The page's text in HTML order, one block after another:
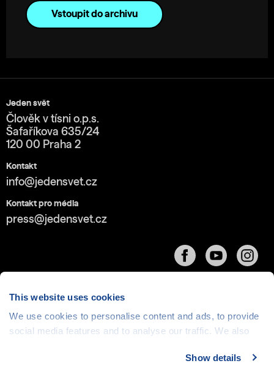
This website uses cookies
We use cookies to personalise content and ads, to provide
social media features and to analyse our traffic. We also
media, advertising and analytics partners who may
Show details
Vstoupit do archivu
Jeden svět
Člověk v tísni o.p.s.
Šafaříkova 635/24
120 00 Praha 2
Kontakt
info@jedensvet.cz
Kontakt pro média
press@jedensvet.cz
Cookies| © 1999-2026 Člověk v tísni o.p.s., web běží